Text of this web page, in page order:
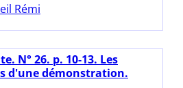
Rémi
N° 26. p. 10-13. Les
d'une démonstration.